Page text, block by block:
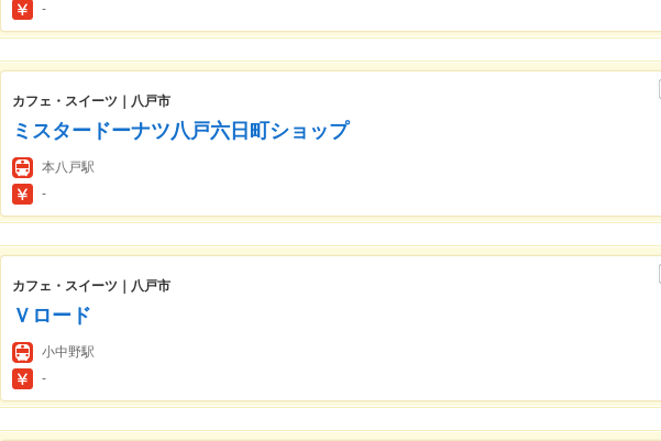
-
カフェ・スイーツ｜八戸市
ミスタードーナツ八戸六日町ショップ
本八戸駅
-
カフェ・スイーツ｜八戸市
Ｖロード
小中野駅
-